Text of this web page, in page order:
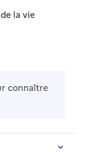
la vie
connaître